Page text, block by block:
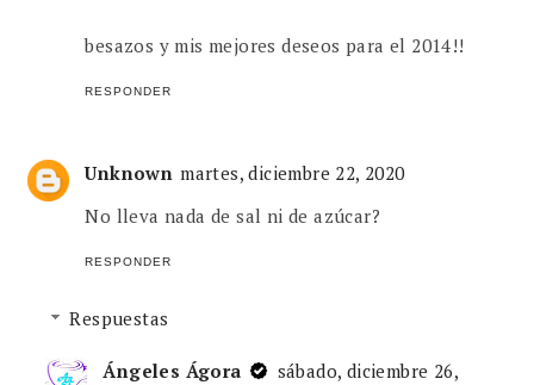
besazos y mis mejores deseos para el 2014!!
RESPONDER
Unknown martes, diciembre 22, 2020
No lleva nada de sal ni de azúcar?
RESPONDER
Respuestas
Ángeles Ágora
sábado, diciembre 26,